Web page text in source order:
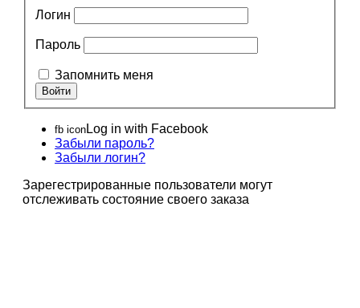
Логин
Пароль
Запомнить меня
fb icon Log in with Facebook
Забыли пароль?
Забыли логин?
Зарегестрированные пользователи могут
отслеживать состояние своего заказа